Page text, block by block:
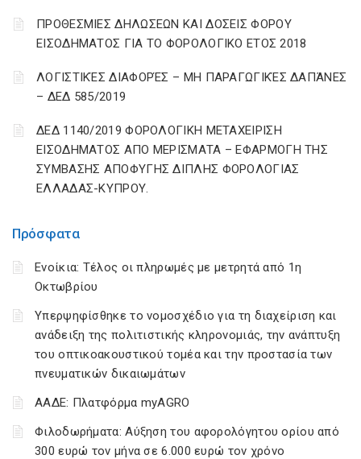
Πρόσφατα
Ενοίκια: Τέλος οι πληρωμές με μετρητά από 1η
Οκτωβρίου
Υπερψηφίσθηκε το νομοσχέδιο για τη διαχείριση και
ανάδειξη της πολιτιστικής κληρονομιάς, την ανάπτυξη
του οπτικοακουστικού τομέα και την προστασία των
πνευματικών δικαιωμάτων
ΑΑΔΕ: Πλατφόρμα myAGRO
Φιλοδωρήματα: Αύξηση του αφορολόγητου ορίου από
300 ευρώ τον μήνα σε 6.000 ευρώ τον χρόνο
ΠΡΟΘΕΣΜΙΕΣ ΔΗΛΩΣΕΩΝ ΚΑΙ ΔΟΣΕΙΣ ΦΟΡΟΥ
ΕΙΣΟΔΗΜΑΤΟΣ ΓΙΑ ΤΟ ΦΟΡΟΛΟΓΙΚΟ ΕΤΟΣ 2018
ΛΟΓΙΣΤΙΚΈΣ ΔΙΑΦΟΡΈΣ – ΜΗ ΠΑΡΑΓΩΓΙΚΈΣ ΔΑΠΆΝΕΣ
– ΔΕΔ 585/2019
ΔΕΔ 1140/2019 ΦΟΡΟΛΟΓΙΚΗ ΜΕΤΑΧΕΙΡΙΣΗ
ΕΙΣΟΔΗΜΑΤΟΣ ΑΠΟ ΜΕΡΙΣΜΑΤΑ – ΕΦΑΡΜΟΓΗ ΤΗΣ
ΣΥΜΒΑΣΗΣ ΑΠΟΦΥΓΗΣ ΔΙΠΛΗΣ ΦΟΡΟΛΟΓΙΑΣ
ΕΛΛΑΔΑΣ-ΚΥΠΡΟΥ.